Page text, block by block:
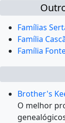
Famílias
Família
Família
Brother's
O melhor